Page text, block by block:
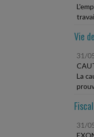
Vie
31/
La
31/